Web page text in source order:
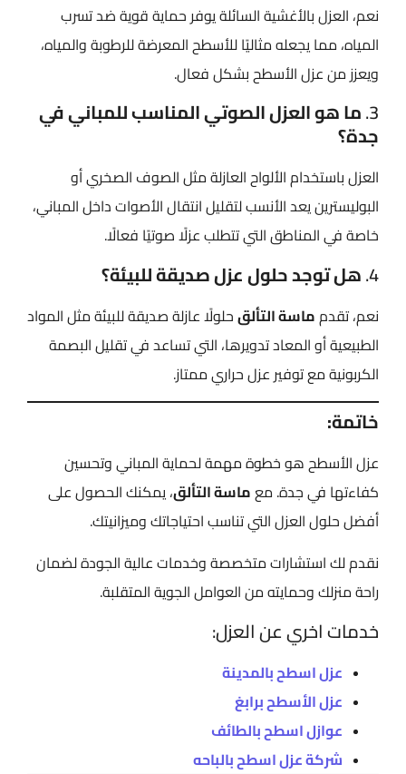
نعم، العزل بالأغشية السائلة يوفر حماية قوية ضد تسرب
المياه، مما يجعله مثاليًا للأسطح المعرضة للرطوبة والمياه،
ويعزز من عزل الأسطح بشكل فعال.
3. ما هو العزل الصوتي المناسب للمباني في
جدة؟
العزل باستخدام الألواح العازلة مثل الصوف الصخري أو
البوليسترين يعد الأنسب لتقليل انتقال الأصوات داخل المباني،
خاصة في المناطق التي تتطلب عزلًا صوتيًا فعالًا.
4. هل توجد حلول عزل صديقة للبيئة؟
نعم، تقدمماسة التألقحلولًا عازلة صديقة للبيئة مثل المواد
الطبيعية أو المعاد تدويرها، التي تساعد في تقليل البصمة
الكربونية مع توفير عزل حراري ممتاز.
خاتمة:
عزل الأسطح هو خطوة مهمة لحماية المباني وتحسين
كفاءتها في جدة. معماسة التألق، يمكنك الحصول على
أفضل حلول العزل التي تناسب احتياجاتك وميزانيتك.
نقدم لك استشارات متخصصة وخدمات عالية الجودة لضمان
راحة منزلك وحمايته من العوامل الجوية المتقلبة.
خدمات اخري عن العزل:
عزل اسطح بالمدينة
عزل الأسطح برابغ
عوازل اسطح بالطائف
شركة عزل اسطح بالباحه